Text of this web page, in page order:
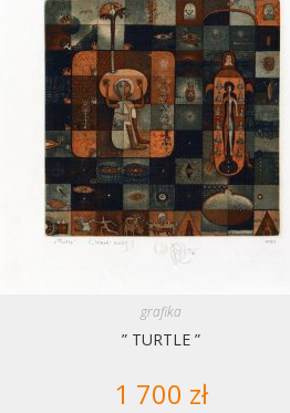
grafika
” TURTLE ”
1 700 zł